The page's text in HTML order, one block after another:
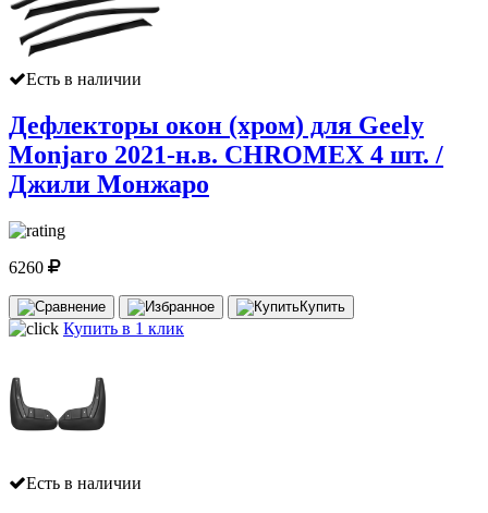
Есть в наличии
Дефлекторы окон (хром) для Geely
Monjaro 2021-н.в. CHROMEX 4 шт. /
Джили Монжаро
6260
Купить
Купить в 1 клик
Есть в наличии